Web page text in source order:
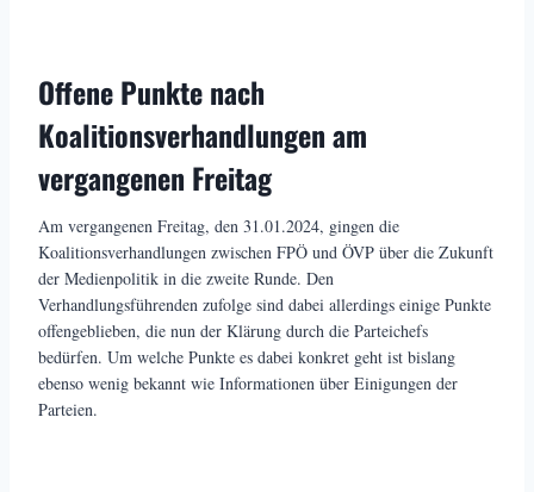
Offene Punkte nach
Koalitionsverhandlungen am
vergangenen Freitag
Am vergangenen Freitag, den 31.01.2024, gingen die
Koalitionsverhandlungen zwischen FPÖ und ÖVP über die Zukunft
der Medienpolitik in die zweite Runde. Den
Verhandlungsführenden zufolge sind dabei allerdings einige Punkte
offengeblieben, die nun der Klärung durch die Parteichefs
bedürfen. Um welche Punkte es dabei konkret geht ist bislang
ebenso wenig bekannt wie Informationen über Einigungen der
Parteien.